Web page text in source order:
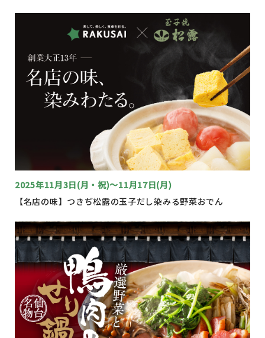
2025年11月3日(月・祝)～11月17日(月)
【名店の味】つきぢ松露の玉子だし染みる野菜おでん